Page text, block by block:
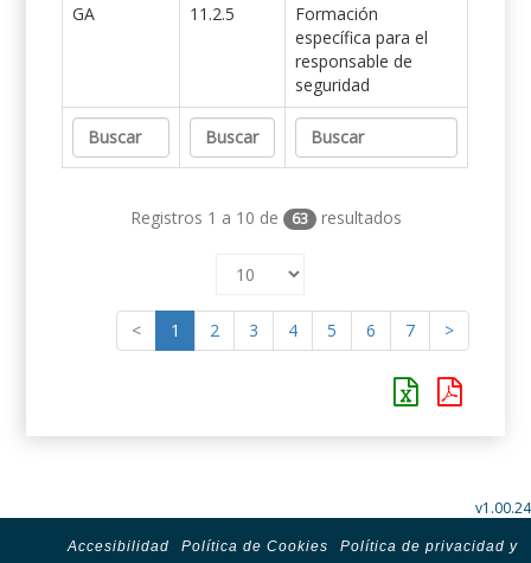
GA
11.2.5
Formación
específica para el
responsable de
seguridad
Registros 1 a 10 de 63 resultados
< 1 2 3 4 5 6 7 >
v1.00.24
Accesibilidad Política de Cookies
Política de privacidad y